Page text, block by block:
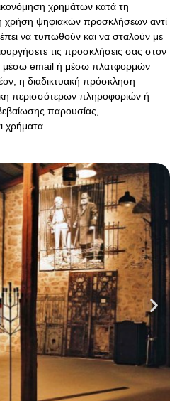
χρημάτων κατά τη
χρήση ψηφιακών προσκλήσεων αντί
να τυπωθούν και να σταλούν με
τις προσκλήσεις σας στον
μέσω email ή μέσω πλατφορμών
η διαδικτυακή πρόσκληση
περισσότερων πληροφοριών ή
παρουσίας,
χρήματα.